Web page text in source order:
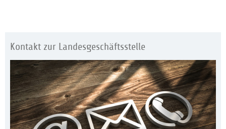
Kontakt zur Landesgeschäftsstelle